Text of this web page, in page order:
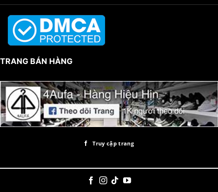
TRANG BÁN HÀNG
Truy cập trang